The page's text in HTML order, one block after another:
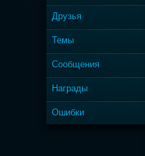
Друзья
Темы
Сообщения
Награды
Ошибки